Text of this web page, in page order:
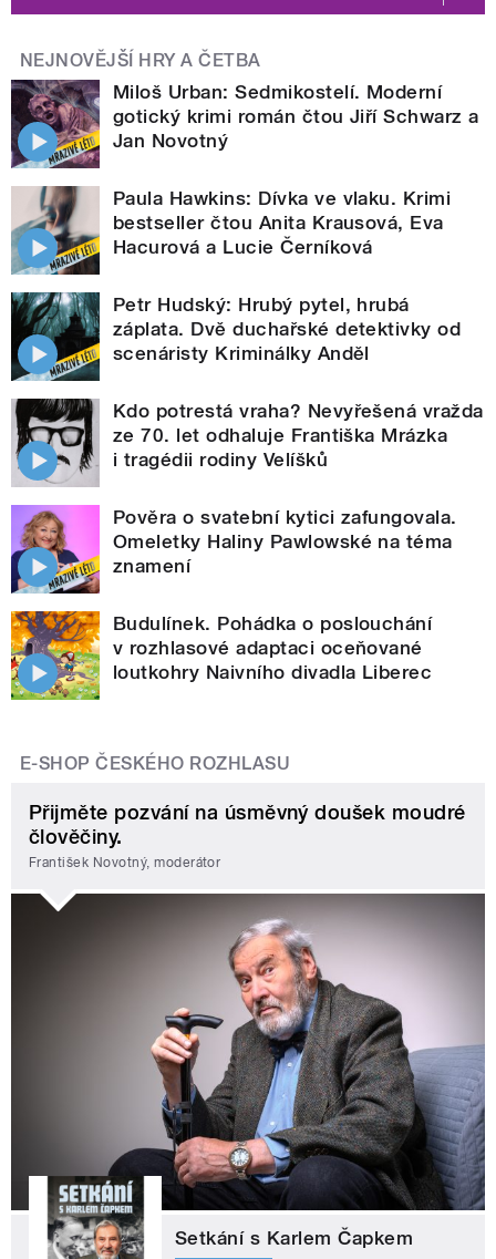
NEJNOVĚJŠÍ HRY A ČETBA
Miloš Urban: Sedmikostelí. Moderní
gotický krimi román čtou Jiří Schwarz a
Jan Novotný
Paula Hawkins: Dívka ve vlaku. Krimi
bestseller čtou Anita Krausová, Eva
Hacurová a Lucie Černíková
Petr Hudský: Hrubý pytel, hrubá
záplata. Dvě duchařské detektivky od
scenáristy Kriminálky Anděl
Kdo potrestá vraha? Nevyřešená vražda
ze 70. let odhaluje Františka Mrázka
i tragédii rodiny Velíšků
Pověra o svatební kytici zafungovala.
Omeletky Haliny Pawlowské na téma
znamení
Budulínek. Pohádka o poslouchání
v rozhlasové adaptaci oceňované
loutkohry Naivního divadla Liberec
E-SHOP ČESKÉHO ROZHLASU
Přijměte pozvání na úsměvný doušek moudré
člověčiny.
František Novotný, moderátor
Setkání s Karlem Čapkem